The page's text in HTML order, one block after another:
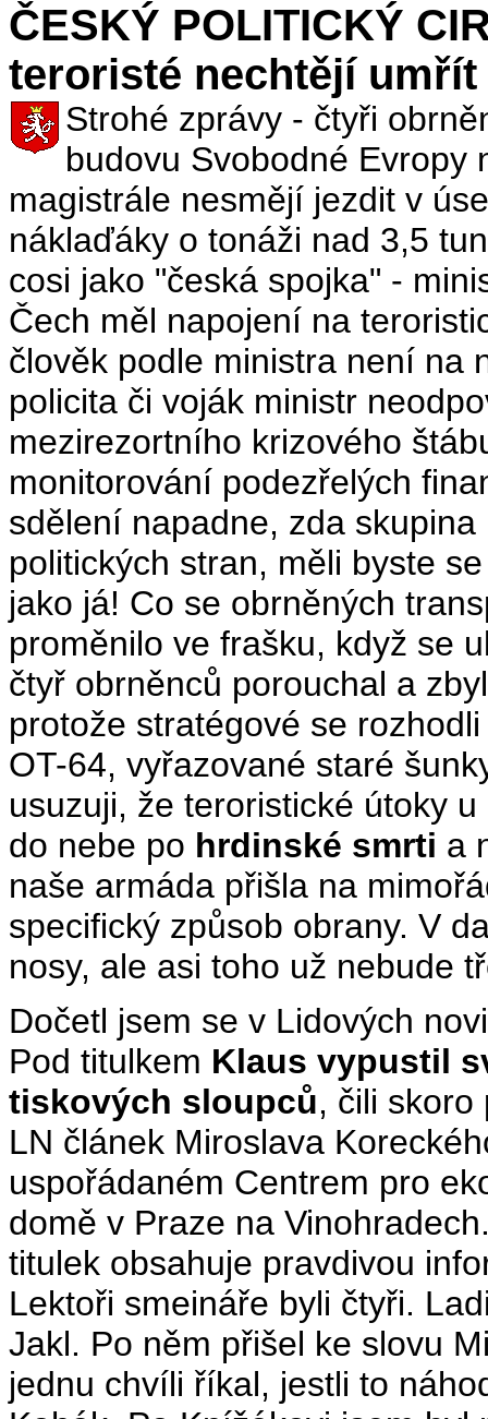
ČESKÝ POLITICKÝ
teroristé nechtějí
Strohé zprávy - čtyři
budovu Svobodné Evropy
magistrále nesmějí jezdit v
náklaďáky o tonáži nad 3,5
cosi jako "česká spojka" -
Čech měl napojení na
člověk podle ministra není na
policita či voják ministr
mezirezortního krizového
monitorování podezřelých
sdělení napadne, zda
politických stran, měli byste
jako já! Co se obrněných
proměnilo ve frašku, když se
čtyř obrněnců porouchal a
protože stratégové se
OT-64, vyřazované staré
usuzuji, že teroristické útoky
do nebe po hrdinské smrti a
naše armáda přišla na
specifický způsob obrany. V
nosy, ale asi toho už nebude
Dočetl jsem se v Lidových
Pod titulkem Klaus vypustil
tiskových sloupců, čili skoro
LN článek Miroslava
uspořádaném Centrem pro
domě v Praze na
titulek obsahuje pravdivou
Lektoři smeináře byli čtyři.
Jakl. Po něm přišel ke slovu
jednu chvíli říkal, jestli to